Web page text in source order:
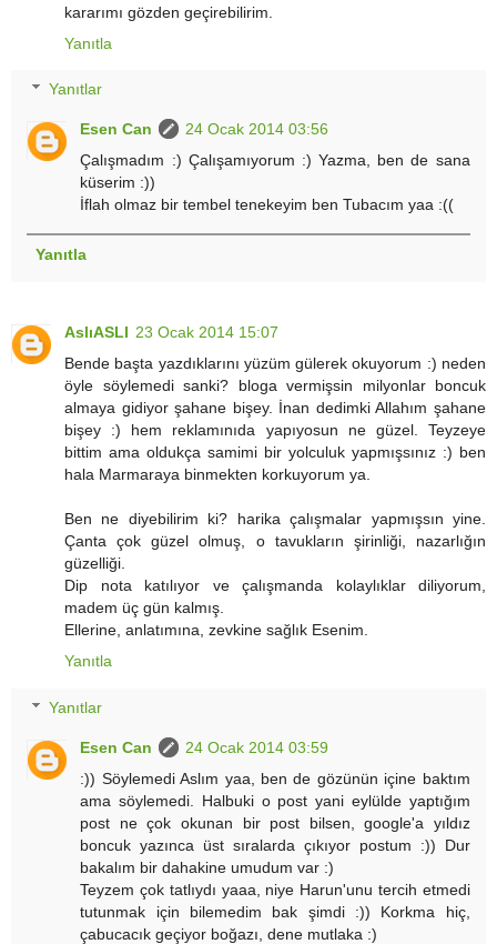
kararımı gözden geçirebilirim.
Yanıtla
Yanıtlar
Esen Can
24 Ocak 2014 03:56
Çalışmadım :) Çalışamıyorum :) Yazma, ben de sana
küserim :))
İflah olmaz bir tembel tenekeyim ben Tubacım yaa :((
Yanıtla
AslıASLI 23 Ocak 2014 15:07
Bende başta yazdıklarını yüzüm gülerek okuyorum :) neden
öyle söylemedi sanki? bloga vermişsin milyonlar boncuk
almaya gidiyor şahane bişey. İnan dedimki Allahım şahane
bişey :) hem reklamınıda yapıyosun ne güzel. Teyzeye
bittim ama oldukça samimi bir yolculuk yapmışsınız :) ben
hala Marmaraya binmekten korkuyorum ya.
Ben ne diyebilirim ki? harika çalışmalar yapmışsın yine.
Çanta çok güzel olmuş, o tavukların şirinliği, nazarlığın
güzelliği.
Dip nota katılıyor ve çalışmanda kolaylıklar diliyorum,
madem üç gün kalmış.
Ellerine, anlatımına, zevkine sağlık Esenim.
Yanıtla
Yanıtlar
Esen Can
24 Ocak 2014 03:59
:)) Söylemedi Aslım yaa, ben de gözünün içine baktım
ama söylemedi. Halbuki o post yani eylülde yaptığım
post ne çok okunan bir post bilsen, google'a yıldız
boncuk yazınca üst sıralarda çıkıyor postum :)) Dur
bakalım bir dahakine umudum var :)
Teyzem çok tatlıydı yaaa, niye Harun'unu tercih etmedi
tutunmak için bilemedim bak şimdi :)) Korkma hiç,
çabucacık geçiyor boğazı, dene mutlaka :)